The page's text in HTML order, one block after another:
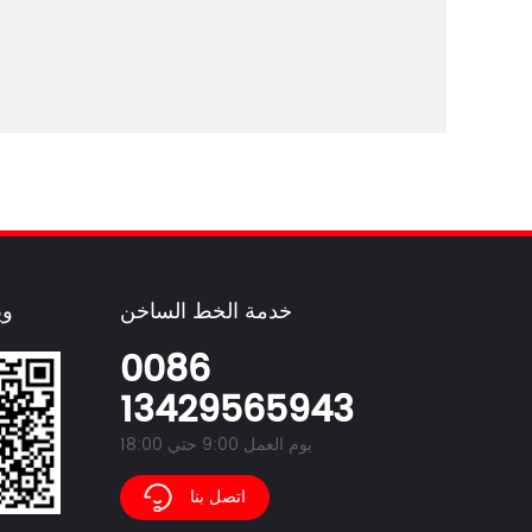
خدمة الخط الساخن
0086
13429565943
يوم العمل 9:00 حتي 18:00
اتصل بنا